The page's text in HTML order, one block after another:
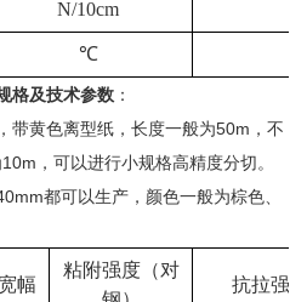
N/10cm
℃
格及技术参数 ：
， 带黄色离型纸，长度一般为50m，不
， 可以进行小规格高精度分切。
都可以生产 ， 颜色一般为棕色
幅
粘附强度（对
抗拉强